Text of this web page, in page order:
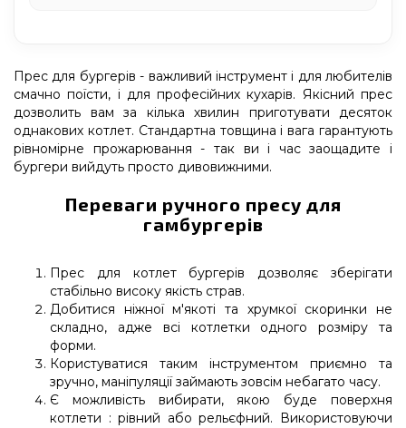
Прес для бургерів - важливий інструмент і для любителів
смачно поїсти, і для професійних кухарів. Якісний прес
дозволить вам за кілька хвилин приготувати десяток
однакових котлет. Стандартна товщина і вага гарантують
рівномірне прожарювання - так ви і час заощадите і
бургери вийдуть просто дивовижними.
Переваги ручного пресу для
гамбургерів
Прес для котлет бургерів дозволяє зберігати
стабільно високу якість страв.
Добитися ніжної м'якоті та хрумкої скоринки не
складно, адже всі котлетки одного розміру та
форми.
Користуватися таким інструментом приємно та
зручно, маніпуляції займають зовсім небагато часу.
Є можливість вибирати, якою буде поверхня
котлети : рівний або рельєфний. Використовуючи